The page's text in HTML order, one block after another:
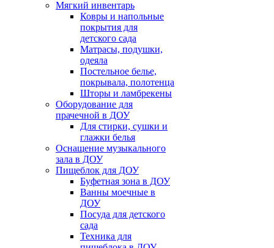
Мягкий инвентарь
Ковры и напольные
покрытия для
детского сада
Матрасы, подушки,
одеяла
Постельное белье,
покрывала, полотенца
Шторы и ламбрекены
Оборудование для
прачечной в ДОУ
Для стирки, сушки и
глажки белья
Оснащение музыкального
зала в ДОУ
Пищеблок для ДОУ
Буфетная зона в ДОУ
Ванны моечные в
ДОУ
Посуда для детского
сада
Техника для